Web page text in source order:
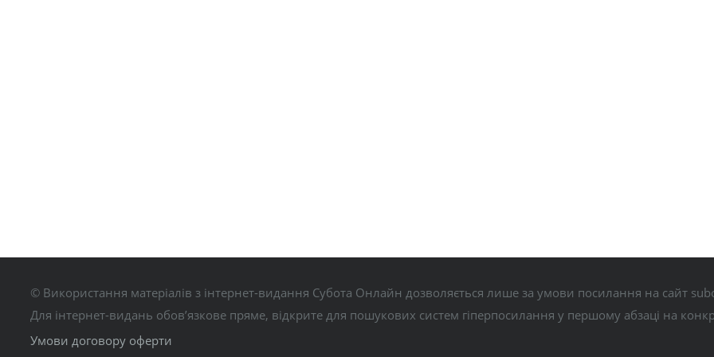
© Використання матеріалів з інтернет-видання Субота Онлайн дозволяється лише за умови посилання на сайт
Для інтернет-видань обов’язкове пряме, відкрите для пошукових систем гіперпосилання у першому абзаці на
Умови договору оферти